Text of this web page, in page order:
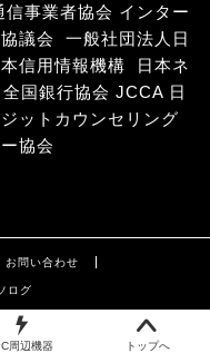
信事業者協会 インター
議会
一般社団法人日
信用情報機構
日本ネ
全国銀行協会 JCCA 日
ットカウンセリング
協会
お問い合わせ
ログ
周辺機器 トップへ